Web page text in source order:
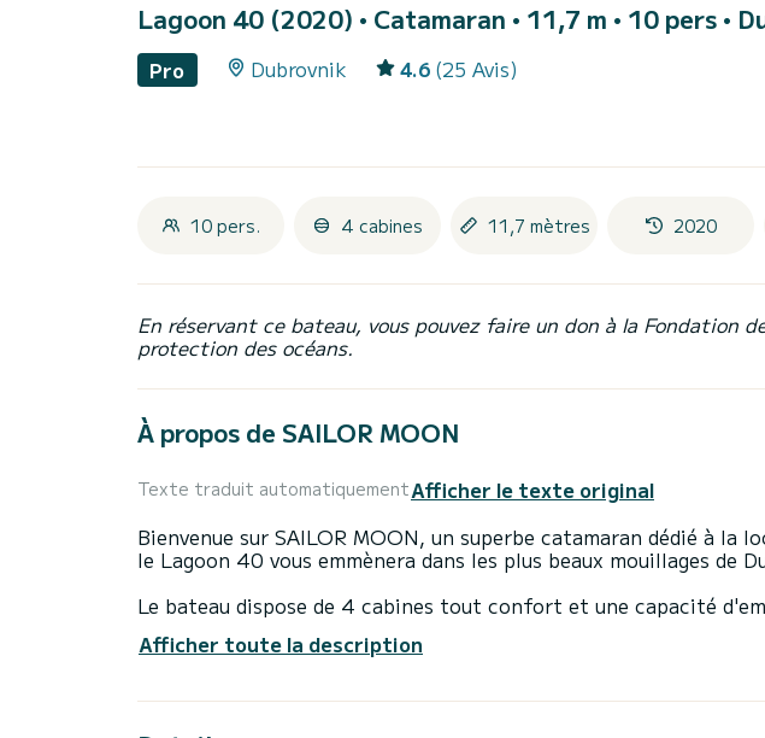
Lagoon 40 (2020) • Catamaran • 11,7 m • 10 pers •
Pro Dubrovnik 4.6 (25 Avis)
10 pers. 4 cabines 11,7 mètres 2020
En réservant ce bateau, vous pouvez faire un don à la Fondation
protection des océans.
À propos de SAILOR MOON
Texte traduit automatiquementAfficher le texte original
Bienvenue sur SAILOR MOON, un superbe catamaran dédié à la
le Lagoon 40 vous emmènera dans les plus beaux mouillages de
Le bateau dispose de 4 cabines tout confort et une capacité
vacances extraordinaires sur l'eau dans les environs de Dubrovnik
Pour votre confort, SAILOR MOON possède 4 toilettes avec
Afficher toute la description